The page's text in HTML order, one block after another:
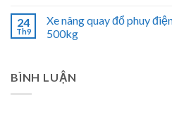
24
Th9
Xe nâng quay đổ phuy
500kg
BÌNH LUẬN